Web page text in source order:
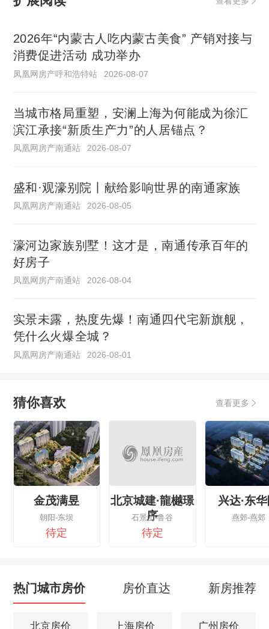
2026年“内蒙古人吃内蒙古美食” 产销对接与
消费促进活动 成功举办
凤凰网房产呼和浩特站 2026-08-07
当城市格局重塑，安澜上海为何能成为徐汇
滨江承接“新质生产力”的人居锚点？
凤凰网房产南通站 2026-08-07
盛和·观濠别院丨献给影响世界的南通家族
凤凰网房产南通站 2026-08-05
濠河边家族别墅！这才是，南通传承百年的
好房子
凤凰网房产南通站 2026-08-04
实景未露，热度先爆！南通四代宅新旗舰，
凭什么火爆全城？
凤凰网房产南通站 2026-08-01
猜你喜欢 查看更多
金茂满昱
朝阳-东坝
待定
北京城建·龍樾璟
序
石景山-鲁谷
待定
兴达·东
燕郊-燕郊
热门城市房价 房价直达 新房推荐
北京房价 上海房价 广州房价